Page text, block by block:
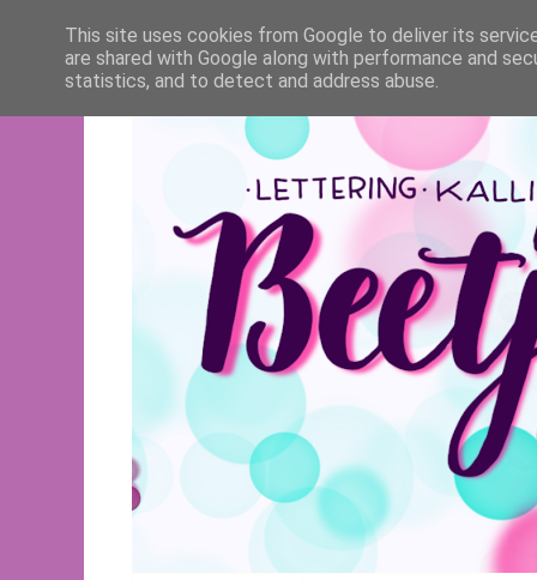
This site uses cookies from Google to deliver its
are shared with Google along with performance and
statistics, and to detect and address abuse.